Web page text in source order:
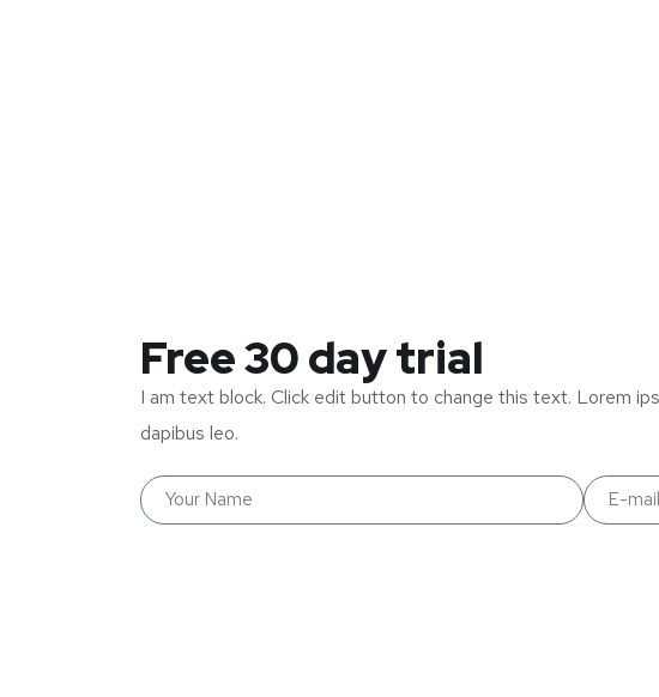
Free 30 day trial
I am text block. Click edit button to change this text. Lorem
dapibus leo.